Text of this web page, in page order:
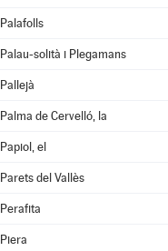
Palafolls
Palau-solità i Plegamans
Pallejà
Palma de Cervelló, la
Papiol, el
Parets del Vallès
Perafita
Piera